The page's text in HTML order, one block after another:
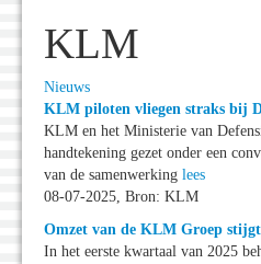
KLM
Nieuws
KLM piloten vliegen straks bij
KLM en het Ministerie van
handtekening gezet onder een
van de samenwerking lees
08-07-2025, Bron: KLM
Omzet van de KLM Groep stijgt
In het eerste kwartaal van 2025